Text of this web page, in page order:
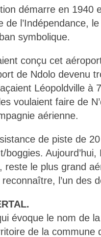
démarre en 1940
de l’Indépendance,
symbolique.
conçu cet
de Ndolo devenu
Léopoldville à
voulaient faire de
aérienne.
de piste de
Aujourd’hui,
reste le plus grand
l’un des
évoque le nom de
de la commune